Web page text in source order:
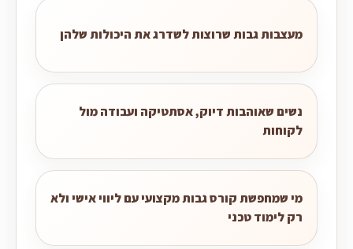
מעצבות גבות שרוצות לשדרג את היכולות שלהן
נשים שאוהבות דיוק, אסתטיקה ועבודה מול
לקוחות
מי שמחפשת קורס גבות מקצועי עם ליווי אישי ולא
רק לימוד טכני